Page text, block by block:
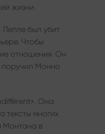
жизни.
был убит
Чтобы
отношения. Он
поручил Монно
Она
многих
Монтана в